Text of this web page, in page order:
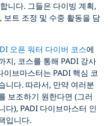
니다. 그들은 다이빙 계획,
보트 조정 및 수중 활동을 담
오픈 워터 다이버 코스에
지, 코스를 통해 PADI 강사
브마스터는 PADI 핵심 코
니다. 따라서, 만약 여러분
보조하기 원한다면 (그러
다), PADI 다이브마스터 인
입니다.